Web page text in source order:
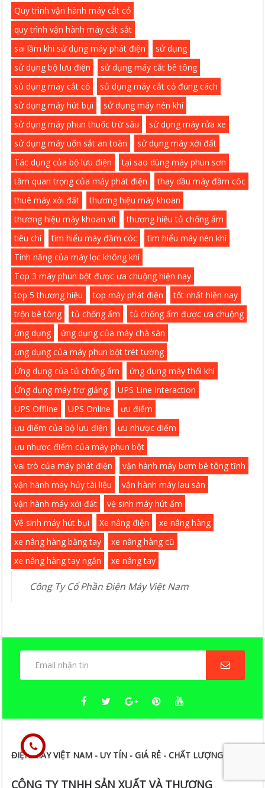
Quy trình vận hành máy cắt cỏ
quy trình vận hành máy cắt sắt
sai lầm khi sử dụng máy phát điện
sử dụng
sử dụng bộ lưu điện
sử dụng máy cắt bê tông
sủ dụng máy cắt cỏ
sủ dụng máy cắt cỏ đúng cách
sử dụng máy hút bụi
sử dụng máy nén khí
sử dụng máy phun thuốc trừ sâu
sử dụng máy rửa xe
sử dụng máy uốn sắt an toàn
sử dụng máy xới đất
Tác dụng của bộ lưu điện
tại sao dùng máy phun sơn
tầm quan trọng của máy phát điện
thay dầu máy đầm cóc
thuê máy xới đất
thương hiệu máy khoan
thương hiệu máy khoan vít
thương hiệu tủ chống ẩm
tiêu chí
tìm hiểu máy đầm cóc
tìm hiểu máy nén khí
Tính năng của máy lọc không khí
Top 3 máy phun bột được ưa chuộng hiện nay
top 5 thương hiệu
top máy phát điện
tốt nhất hiện nay
trộn bê tông
tủ chống ẩm
tủ chống ẩm được ưa chuộng
ứng dụng
ứng dụng của máy chà sàn
ứng dụng của máy phun bột trét tường
Ứng dụng của tủ chống ẩm
ứng dụng máy thổi khí
Ứng dụng máy trợ giảng
UPS Line Interaction
UPS Offline
UPS Online
ưu điểm
ưu điểm của bộ lưu điện
ưu nhược điểm
ưu nhược điểm của máy phun bột
vai trò của máy phát điện
vận hành máy bơm bê tông tĩnh
vận hành máy hủy tài liệu
vận hành máy lau sàn
vận hành máy xới đất
vệ sinh máy hút ẩm
Vệ sinh máy hút bụi
Xe nâng điện
xe nâng hàng
xe nâng hàng bằng tay
xe nâng hàng cũ
xe nâng hàng tay ngắn
xe nâng tay
ĐIỆN MÁY VIỆT NAM - UY TÍN - GIÁ RẺ - CHẤT LƯỢNG
CÔNG TY TNHH SẢN XUẤT VÀ THƯƠNG